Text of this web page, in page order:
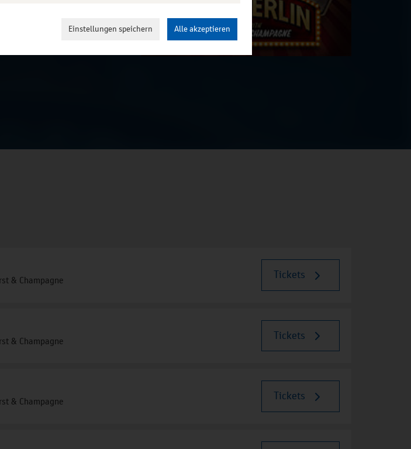
Grafikers und
& Champagne
Tickets
& Champagne
Tickets
& Champagne
Tickets
Einstellungen speichern Alle akzeptieren